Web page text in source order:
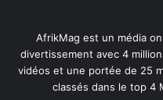
AfrikMag est un média
divertissement avec 4
vidéos et une portée de 25
classés dans le top 4